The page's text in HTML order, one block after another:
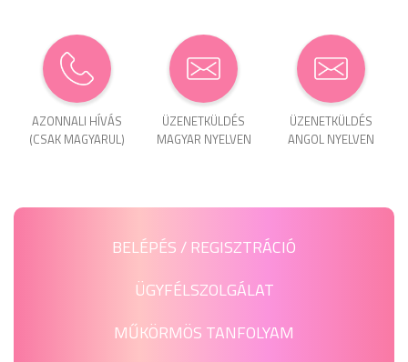
AZONNALI HÍVÁS
(CSAK MAGYARUL)
ÜZENET­KÜLDÉS
MAGYAR NYELVEN
ÜZENET­KÜLDÉS
ANGOL NYELVEN
BELÉPÉS / REGISZTRÁCIÓ
ÜGYFÉLSZOLGÁLAT
MŰKÖRMÖS TANFOLYAM